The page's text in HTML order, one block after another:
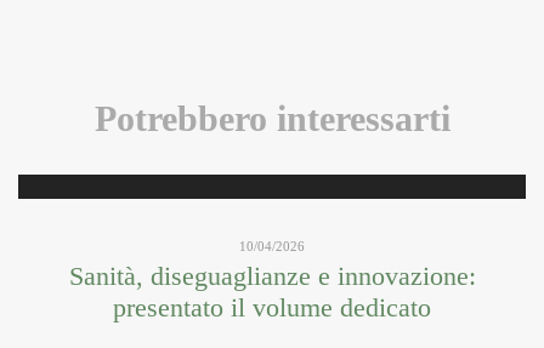
Potrebbero interessarti
10/04/2026
Sanità, diseguaglianze e innovazione:
presentato il volume dedicato